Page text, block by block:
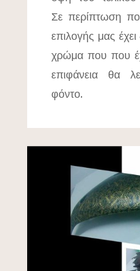
Σε περίπτωση
επιλογής μας
χρώμα που που
επιφάνεια θα
φόντο.